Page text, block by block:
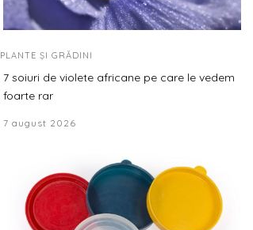
PLANTE ȘI GRĂDINI
7 soiuri de violete africane pe care le vedem
foarte rar
7 august 2026